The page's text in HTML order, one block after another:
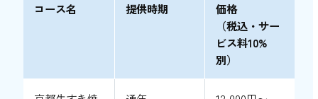
コース名 提供時期
価格
（税込・サー
ビス料10%
別）